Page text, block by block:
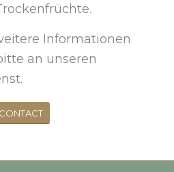
Informationen
an unseren
CONTACT